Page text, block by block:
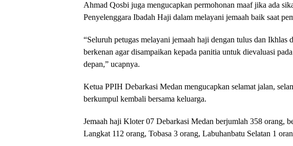
Ahmad Qosbi juga mengucapkan permohonan maaf jika ada
Penyelenggara Ibadah Haji dalam melayani jemaah baik saat
“Seluruh petugas melayani jemaah haji dengan tulus dan Ikhlas
berkenan agar disampaikan kepada panitia untuk dievaluasi
depan,” ucapnya.
Ketua PPIH Debarkasi Medan mengucapkan selamat jalan,
berkumpul kembali bersama keluarga.
Jemaah haji Kloter 07 Debarkasi Medan berjumlah 358 orang,
Langkat 112 orang, Tobasa 3 orang, Labuhanbatu Selatan 1